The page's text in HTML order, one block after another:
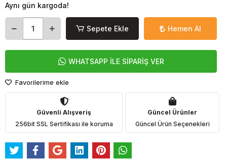
Aynı gün kargoda!
Sepete Ekle Hemen Al
WHATSAPP İLE SİPARİŞ VER
Favorilerime ekle
Güvenli Alışveriş
256bit SSL Sertifikası ile koruma
Güncel Ürünler
Güncel Ürün Seçenekleri